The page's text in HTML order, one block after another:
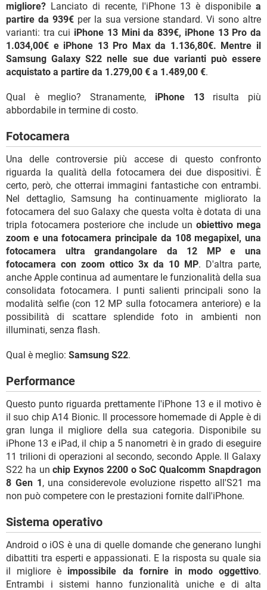
migliore? Lanciato di recente, l'iPhone 13 è disponibile a
partire da 939€per la sua versione standard. Vi sono altre
varianti: tra cui iPhone 13 Mini da 839€, iPhone 13 Pro da
1.034,00€ e iPhone 13 Pro Max da 1.136,80€. Mentre il
Samsung Galaxy S22 nelle sue due varianti può essere
acquistato a partire da 1.279,00 € a 1.489,00 €.
Qual è meglio? Stranamente, iPhone 13risulta più
abbordabile in termine di costo.
Fotocamera
Una delle controversie più accese di questo confronto
riguarda la qualità della fotocamera dei due dispositivi. È
certo, però, che otterrai immagini fantastiche con entrambi.
Nel dettaglio, Samsung ha continuamente migliorato la
fotocamera del suo Galaxy che questa volta è dotata di una
tripla fotocamera posteriore che include un obiettivo mega
zoom e una fotocamera principale da 108 megapixel, una
fotocamera ultra grandangolare da 12 MP e una
fotocamera con zoom ottico 3x da 10 MP. D'altra parte,
anche Apple continua ad aumentare le funzionalità della sua
consolidata fotocamera. I punti salienti principali sono la
modalità selfie (con 12 MP sulla fotocamera anteriore) e la
possibilità di scattare splendide foto in ambienti non
illuminati, senza flash.
Qual è meglio: Samsung S22.
Performance
Questo punto riguarda prettamente l'iPhone 13 e il motivo è
il suo chip A14 Bionic. Il processore homemade di Apple è di
gran lunga il migliore della sua categoria. Disponibile su
iPhone 13 e iPad, il chip a 5 nanometri è in grado di eseguire
11 trilioni di operazioni al secondo, secondo Apple. Il Galaxy
S22 ha unchip Exynos 2200 o SoC Qualcomm Snapdragon
8 Gen 1, una considerevole evoluzione rispetto all'S21 ma
non può competere con le prestazioni fornite dall'iPhone.
Sistema operativo
Android o iOS è una di quelle domande che generano lunghi
dibattiti tra esperti e appassionati. E la risposta su quale sia
il migliore è impossibile da fornire in modo oggettivo.
Entrambi i sistemi hanno funzionalità uniche e di alta